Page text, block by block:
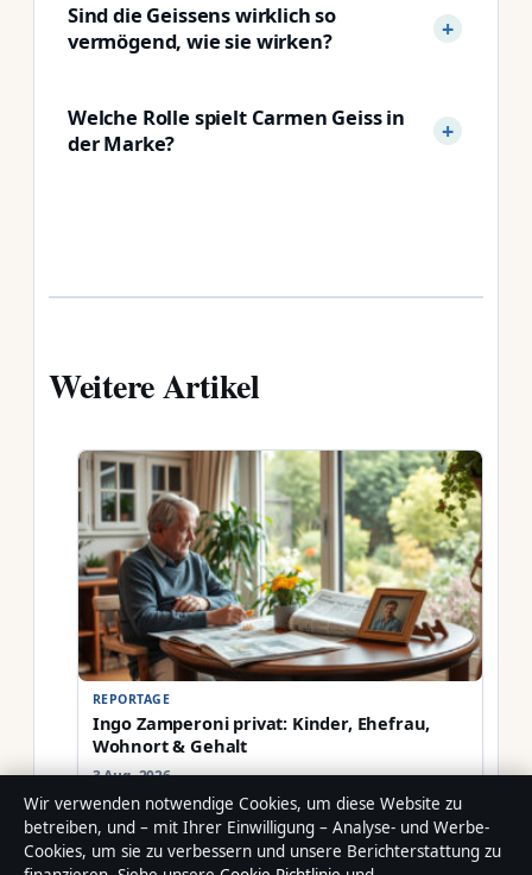
Sind die Geissens wirklich so
vermögend, wie sie wirken?
Welche Rolle spielt Carmen Geiss in
der Marke?
Weitere Artikel
REPORTAGE
Ingo Zamperoni privat: Kinder, Ehefrau,
Wohnort & Gehalt
3 Aug. 2026
Wir verwenden notwendige Cookies, um diese Website zu
betreiben, und – mit Ihrer Einwilligung – Analyse- und Werbe-
Cookies, um sie zu verbessern und unsere Berichterstattung zu